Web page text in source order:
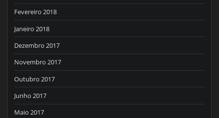
Fevereiro 2018
Janeiro 2018
Dezembro 2017
Novembro 2017
Outubro 2017
Junho 2017
Maio 2017